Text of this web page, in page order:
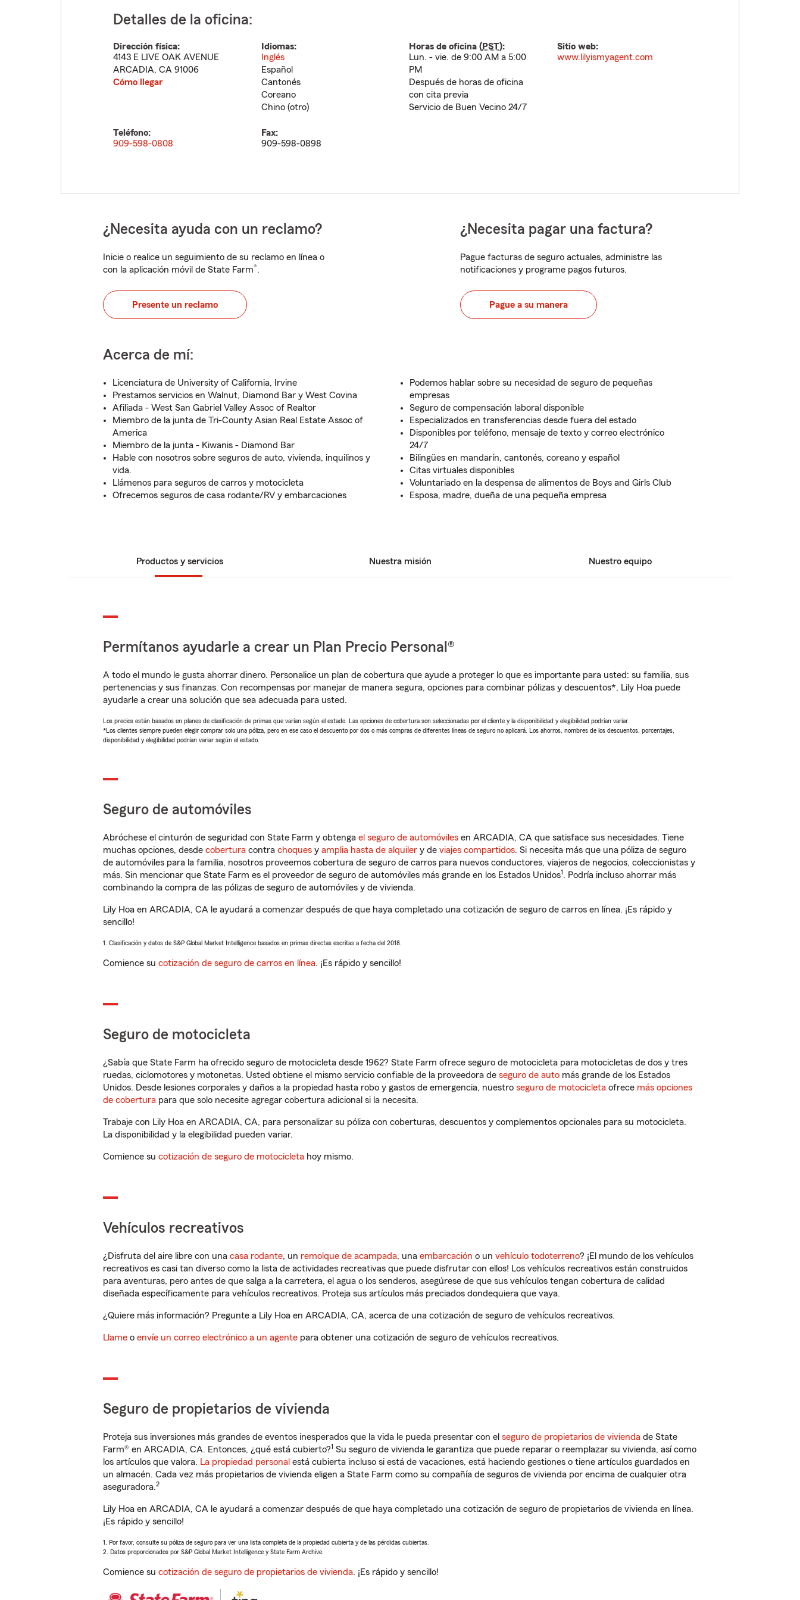
Detalles de la oficina:
Dirección física:
4143 E LIVE OAK AVENUE
ARCADIA, CA 91006
Cómo llegar
Idiomas:
Inglés
Español
Cantonés
Coreano
Chino (otro)
Horas de oficina (PST):
Lun. - vie. de 9:00 AM a 5:00
PM
Después de horas de oficina
con cita previa
Servicio de Buen Vecino 24/7
Sitio web:
www.lilyismyagent.com
Teléfono:
909-598-0808
Fax:
909-598-0898
¿Necesita ayuda con un reclamo?
Inicie o realice un seguimiento de su reclamo en línea o
con la aplicación móvil de State Farm®.
Presente un reclamo
¿Necesita pagar una factura?
Pague facturas de seguro actuales, administre las
notificaciones y programe pagos futuros.
Pague a su manera
Acerca de mí:
Licenciatura de University of California, Irvine
Prestamos servicios en Walnut, Diamond Bar y West Covina
Afiliada - West San Gabriel Valley Assoc of Realtor
Miembro de la junta de Tri-County Asian Real Estate Assoc of
America
Miembro de la junta - Kiwanis - Diamond Bar
Hable con nosotros sobre seguros de auto, vivienda, inquilinos y
vida.
Llámenos para seguros de carros y motocicleta
Ofrecemos seguros de casa rodante/RV y embarcaciones
Podemos hablar sobre su necesidad de seguro de pequeñas
empresas
Seguro de compensación laboral disponible
Especializados en transferencias desde fuera del estado
Disponibles por teléfono, mensaje de texto y correo electrónico
24/7
Bilingües en mandarín, cantonés, coreano y español
Citas virtuales disponibles
Voluntariado en la despensa de alimentos de Boys and Girls Club
Esposa, madre, dueña de una pequeña empresa
Productos y servicios Nuestra misión Nuestro equipo
Permítanos ayudarle a crear un Plan Precio Personal®
A todo el mundo le gusta ahorrar dinero. Personalice un plan de cobertura que ayude a proteger lo que es importante para usted: su familia, sus
pertenencias y sus finanzas. Con recompensas por manejar de manera segura, opciones para combinar pólizas y descuentos*, Lily Hoa puede
ayudarle a crear una solución que sea adecuada para usted.
Los precios están basados en planes de clasificación de primas que varían según el estado. Las opciones de cobertura son seleccionadas por el cliente y la disponibilidad y elegibilidad podrían variar.
*Los clientes siempre pueden elegir comprar solo una póliza, pero en ese caso el descuento por dos o más compras de diferentes líneas de seguro no aplicará. Los ahorros, nombres de los descuentos, porcentajes,
disponibilidad y elegibilidad podrían variar según el estado.
Seguro de automóviles
Abróchese el cinturón de seguridad con State Farm y obtenga el seguro de automóviles en ARCADIA, CA que satisface sus necesidades. Tiene
muchas opciones, desde cobertura contra choques y amplia hasta de alquiler y de viajes compartidos. Si necesita más que una póliza de seguro
de automóviles para la familia, nosotros proveemos cobertura de seguro de carros para nuevos conductores, viajeros de negocios, coleccionistas y
más. Sin mencionar que State Farm es el proveedor de seguro de automóviles más grande en los Estados Unidos1. Podría incluso ahorrar más
combinando la compra de las pólizas de seguro de automóviles y de vivienda.
Lily Hoa en ARCADIA, CA le ayudará a comenzar después de que haya completado una cotización de seguro de carros en línea. ¡Es rápido y
sencillo!
1. Clasificación y datos de S&P Global Market Intelligence basados en primas directas escritas a fecha del 2018.
Comience su cotización de seguro de carros en línea. ¡Es rápido y sencillo!
Seguro de motocicleta
¿Sabía que State Farm ha ofrecido seguro de motocicleta desde 1962? State Farm ofrece seguro de motocicleta para motocicletas de dos y tres
ruedas, ciclomotores y motonetas. Usted obtiene el mismo servicio confiable de la proveedora de seguro de auto más grande de los Estados
Unidos. Desde lesiones corporales y daños a la propiedad hasta robo y gastos de emergencia, nuestro seguro de motocicleta ofrece más opciones
de cobertura para que solo necesite agregar cobertura adicional si la necesita.
Trabaje con Lily Hoa en ARCADIA, CA, para personalizar su póliza con coberturas, descuentos y complementos opcionales para su motocicleta.
La disponibilidad y la elegibilidad pueden variar.
Comience su cotización de seguro de motocicleta hoy mismo.
Vehículos recreativos
¿Disfruta del aire libre con una casa rodante, un remolque de acampada, una embarcación o un vehículo todoterreno? ¡El mundo de los vehículos
recreativos es casi tan diverso como la lista de actividades recreativas que puede disfrutar con ellos! Los vehículos recreativos están construidos
para aventuras, pero antes de que salga a la carretera, el agua o los senderos, asegúrese de que sus vehículos tengan cobertura de calidad
diseñada específicamente para vehículos recreativos. Proteja sus artículos más preciados dondequiera que vaya.
¿Quiere más información? Pregunte a Lily Hoa en ARCADIA, CA, acerca de una cotización de seguro de vehículos recreativos.
Llame o envíe un correo electrónico a un agente para obtener una cotización de seguro de vehículos recreativos.
Seguro de propietarios de vivienda
Proteja sus inversiones más grandes de eventos inesperados que la vida le pueda presentar con el seguro de propietarios de vivienda de State
Farm® en ARCADIA, CA. Entonces, ¿qué está cubierto?1 Su seguro de vivienda le garantiza que puede reparar o reemplazar su vivienda, así como
los artículos que valora. La propiedad personal está cubierta incluso si está de vacaciones, está haciendo gestiones o tiene artículos guardados en
un almacén. Cada vez más propietarios de vivienda eligen a State Farm como su compañía de seguros de vivienda por encima de cualquier otra
aseguradora.2
Lily Hoa en ARCADIA, CA le ayudará a comenzar después de que haya completado una cotización de seguro de propietarios de vivienda en línea.
¡Es rápido y sencillo!
1. Por favor, consulte su póliza de seguro para ver una lista completa de la propiedad cubierta y de las pérdidas cubiertas.
2. Datos proporcionados por S&P Global Market Intelligence y State Farm Archive.
Comience su cotización de seguro de propietarios de vivienda. ¡Es rápido y sencillo!